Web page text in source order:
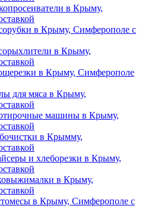
в Крыму,
в Крыму, Симферополе с
в Крыму,
в Крыму, Симферополе
для мяса в Крыму,
машины в Крыму,
в Крымму,
и хлеборезки в Крыму,
в Крыму,
в Крыму, Симферополе с